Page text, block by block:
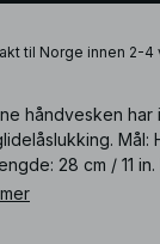
til Norge innen 2-
håndvesken har
Mål:
28 cm / 11